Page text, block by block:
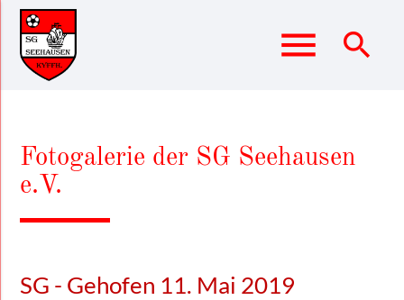
menu search
Fotogalerie der SG Seehausen
e.V.
SG - Gehofen 11. Mai 2019